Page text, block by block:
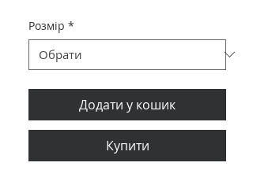
Розмір *
Додати у кошик
Купити